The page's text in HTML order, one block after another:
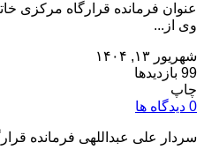
عنوان فرمانده قرارگاه مرکزی
وی از...
شهریور ۱۳, ۱۴۰۴
99 بازدیدها
چاپ
0 دیدگاه ها
سردار علی عبداللهی فرمانده